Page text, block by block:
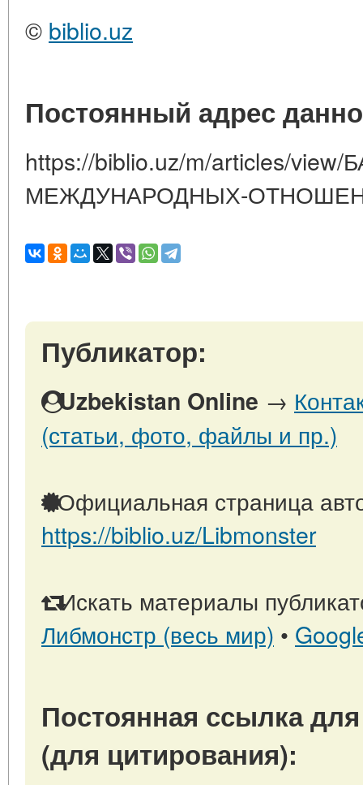
© biblio.uz
Постоянный адрес
https://biblio.uz/m/articles/
МЕЖДУНАРОДНЫХ-
Публикатор:
Uzbekistan Online →
(статьи, фото, файлы и пр.)
Официальная страница
https://biblio.uz/Libmonster
Искать материалы
Либмонстр (весь мир) •
Постоянная ссылка
(для цитирования):